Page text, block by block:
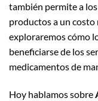
también permite a
productos a un costo
exploraremos cómo
beneficiarse de los
medicamentos de
Hoy hablamos sobre